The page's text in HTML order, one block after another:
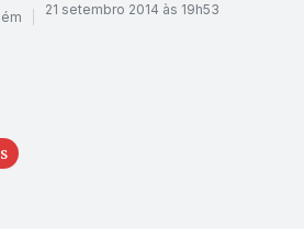
21 setembro 2014 às 19h53